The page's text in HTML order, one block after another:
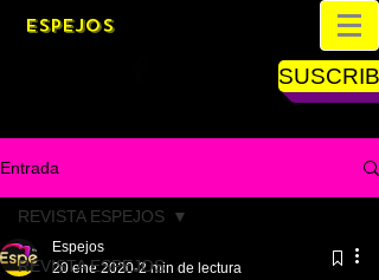
ESPEJOS
Entrada
REVISTA ESPEJOS
REVISTA ESPEJOS
Espejos
20 ene 2020 2 min de lectura